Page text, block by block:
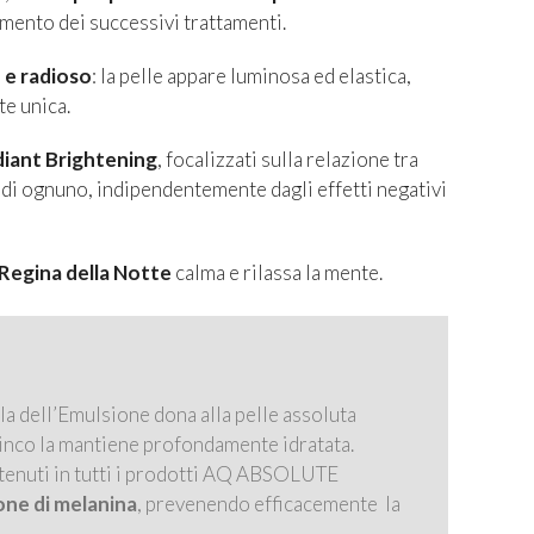
dei successivi trattamenti.
radioso: la pelle appare luminosa ed elastica,
unica.
Brightening, focalizzati sulla relazione tra
di ognuno, indipendentemente dagli effetti negativi
della Notte calma e rilassa la mente.
dell’Emulsione dona alla pelle assoluta
la mantiene profondamente idratata.
in tutti i prodotti AQ ABSOLUTE
di melanina, prevenendo efficacemente la